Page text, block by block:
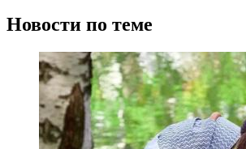
Новости по теме